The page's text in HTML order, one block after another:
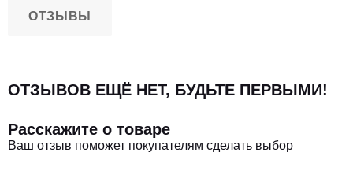
ОТЗЫВЫ
ОТЗЫВОВ ЕЩЁ НЕТ, БУДЬТЕ ПЕРВЫМИ!
Расскажите о товаре
Ваш отзыв поможет покупателям сделать выбор